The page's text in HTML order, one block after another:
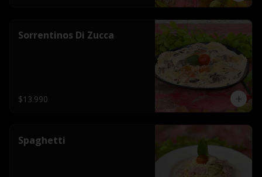
Sorrentinos Di Zucca
$13.990
Spaghetti